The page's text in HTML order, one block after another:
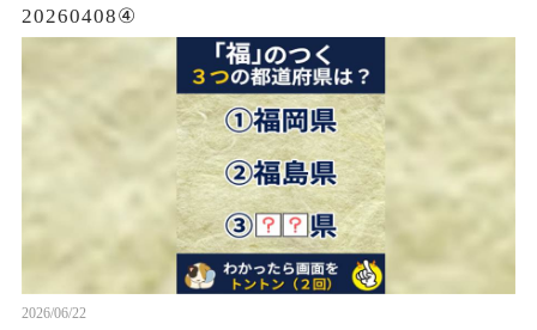
20260408④
2026/06/22